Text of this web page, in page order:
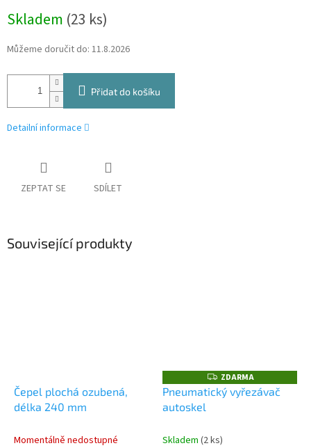
cena:
Skladem (23 ks)
Můžeme doručit do: 11.8.2026
Přidat do košíku
Detailní informace
ZEPTAT SE SDÍLET
Související produkty
Čepel plochá ozubená,
délka 240 mm
Momentálně nedostupné
Z
D
A
ZDARMA
Pneumatický vyřezávač
autoskel
Skladem (2 ks)